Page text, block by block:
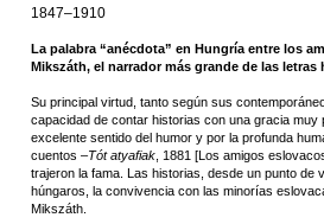
1847–1910
La palabra “anécdota” en Hungría entre los
Mikszáth, el narrador más grande de las letras
Su principal virtud, tanto según sus
capacidad de contar historias con una gracia
excelente sentido del humor y por la profunda
cuentos –Tót atyafiak , 1881 [Los amigos
trajeron la fama. Las historias, desde un punto
húngaros, la convivencia con las minorías
Mikszáth.